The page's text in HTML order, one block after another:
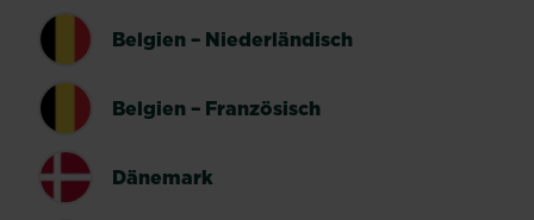
Belgien – Niederländisch
Belgien – Französisch
Dänemark